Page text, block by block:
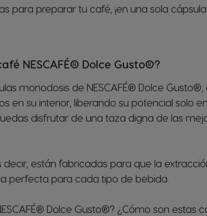
para preparar tu café, ¡en una sola
NESCAFÉ® Dolce Gusto®?
monodosis de NESCAFÉ® Dolce Gusto®,
en su interior, liberando su potencial solo
disfrutar de una taza digna de las
decir, están fabricadas para que la
perfecta para cada tipo de bebida.
Dolce Gusto®? ¿Cómo son estas